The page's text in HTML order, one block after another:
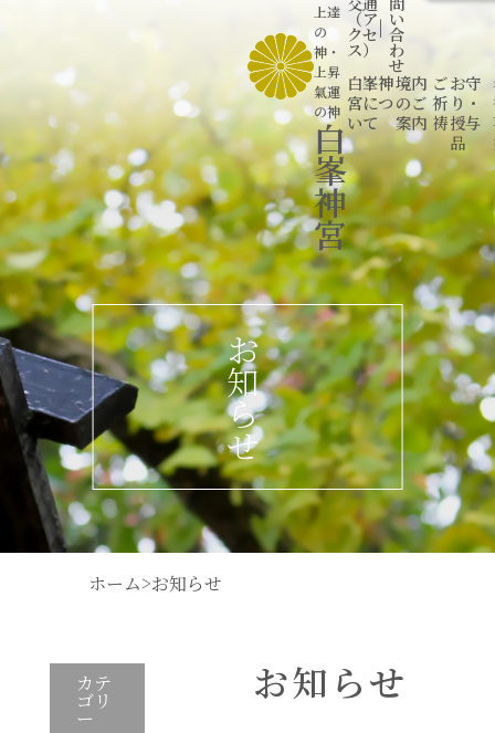
上達
の
神 ・
上昇
氣運
の神
白
峯
神
宮
（ア
クセ
ス）
| い
合
わ
せ
白峯神
宮につ
いて
境内
のご
案内
ご
祈
祷
お守
り・
授与
品
お
知
ら
せ
ホーム>お知らせ
カテ
ゴリ
ー
お知らせ